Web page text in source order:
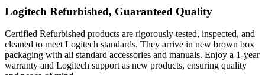
Logitech Refurbished, Guaranteed Quality
Certified Refurbished products are rigorously tested, inspected, and
cleaned to meet Logitech standards. They arrive in new brown box
packaging with all standard accessories and manuals. Enjoy a 1-year
warranty and Logitech support as new products, ensuring quality